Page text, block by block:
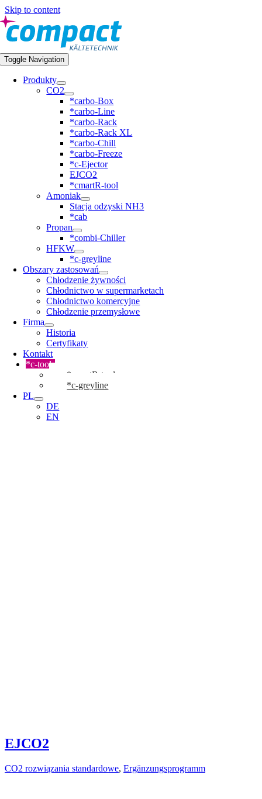
Skip to content
Toggle Navigation
Produkty
CO2
*carbo-Box
*carbo-Line
*carbo-Rack
*carbo-Rack XL
*carbo-Chill
*carbo-Freeze
*c-Ejector
EJCO2
*cmartR-tool
Amoniak
Stacja odzyski NH3
*cab
Propan
*combi-Chiller
HFKW
*c-greyline
Obszary zastosowań
Chłodzenie żywności
Chłodnictwo w supermarketach
Chłodnictwo komercyjne
Chłodzenie przemysłowe
Firma
Historia
Certyfikaty
Kontakt
*c-tools
*cmartR-tool
*c-greyline
PL
DE
EN
EJCO2
CO2 rozwiązania standardowe, Ergänzungsprogramm